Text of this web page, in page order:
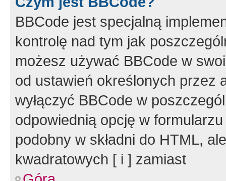
BBCode jest specjalną
kontrolę nad tym jak
możesz używać BBCode w
od ustawień określonych przez
wyłączyć BBCode w
odpowiednią opcję w
podobny w składni do HTML,
kwadratowych [ i ] zamiast